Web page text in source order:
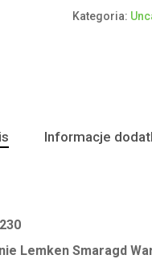
Kategoria:
Informacje
Lemken Smaragd